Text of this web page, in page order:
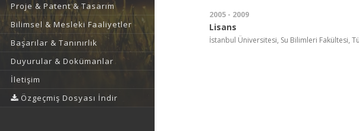
Proje & Patent & Tasarım
Bilimsel & Mesleki Faaliyetler
Başarılar & Tanınırlık
Duyurular & Dokümanlar
İletişim
Özgeçmiş Dosyası İndir
2005 - 2009
Lisans
İstanbul Üniversitesi, Su Bilimleri Fakültesi,